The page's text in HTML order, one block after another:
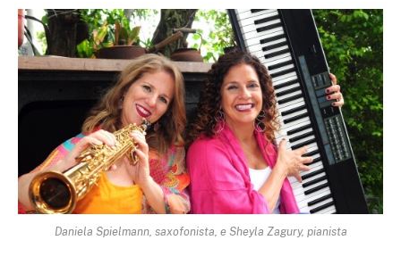
Daniela Spielmann, saxofonista, e Sheyla Zagury, pianista